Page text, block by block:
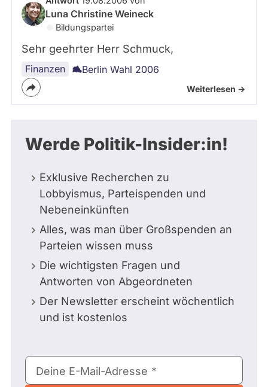
Luna Christine Weineck
Bildungspartei
Sehr geehrter Herr Schmuck,
Finanzen Berlin Wahl 2006
Weiterlesen ->
Werde Politik-Insider:in!
Exklusive Recherchen zu
Lobbyismus, Parteispenden und
Nebeneinkünften
Alles, was man über Großspenden an
Parteien wissen muss
Die wichtigsten Fragen und
Antworten von Abgeordneten
Der Newsletter erscheint wöchentlich
und ist kostenlos
E-
Mail-
Deine E-Mail-Adresse